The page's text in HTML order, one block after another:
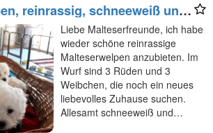
reinrassig, schneeweiß und
Liebe Malteserfreunde, ich habe
wieder schöne reinrassige
Malteserwelpen anzubieten. Im
Wurf sind 3 Rüden und 3
Weibchen, die noch ein neues
liebevolles Zuhause suchen.
Allesamt schneeweiß und…